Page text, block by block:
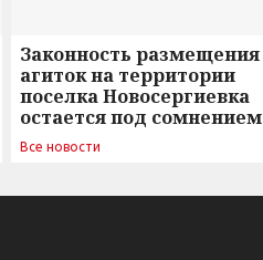
Законность размещения
агиток на территории
поселка Новосергиевка
остается под сомнением
Все новости